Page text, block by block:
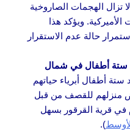
تزال الهجمات الصاروخية
ويؤكد هذا
حالة عدم الاستقرار
ستة أطفال في شمال
أطفال أبرياء حياتهم
منزلهم للقصف من قبل
في قرية القرقور بسهل
).